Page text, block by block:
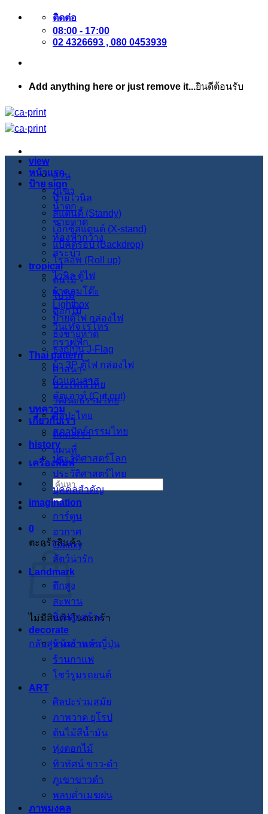
ข้าม
เนื้อหา
ติดต่อ
08:00 - 17:00
02 4326693 , 080 0453939
Add anything here or just remove it...ยินดีต้อนรับ
หน้าแรก
ป้าย sign
ป้ายไวนิล
สแตนดี้ (Standy)
เอ็กซ์สแตนด์ (X-stand)
แบ็คดรอป (Backdrop)
โรลอัพ (Roll up)
ไวนิล ตู้ไฟ
ผ้าคลุมโต๊ะ
Lightbox
ป้ายตู้ไฟ กล่องไฟ
ธงชายหาด
ธงญี่ปุ่น J-Flag
ผ้า 3P ตู้ไฟ กล่องไฟ
ผ้าแคนวาส
คัตเอาท์ (Cut out)
บทความ
เกี่ยวกับเรา
ติดต่อเรา
แผนที่
เครื่องพิมพ์
ค้นหา:
0
ตะกร้าสินค้า
ไม่มีสินค้าในตะกร้า
กลับสู่หน้าร้านค้า
view
สวน
ภูเขา
น้ำตก
ชายหาด
ท้องฟ้ากว้าง
สระบัว
tropical
ต้นไม้
ใบไม้
ดอกไม้
วินเทจ เรโทร
กราฟฟิก
Thai pattern
ศาสนา
ประเพณีไทย
วัฒนะธรรมไทย
ศิลปะไทย
สภาปัตย์กรรมไทย
history
ประวัติศาสตร์โลก
ประวัติศาสตร์ไทย
บุคคลสำคัญ
imagination
การ์ตูน
อวกาศ
Galaxy
สัตว์น่ารัก
Landmark
ตึกสูง
สะพาน
สิ่งปลูกสร้าง
decorate
ร้านอาหารญี่ปุ่น
ร้านกาแฟ
โชว์รูมรถยนต์
ART
ศิลปะร่วมสมัย
ภาพวาด ยุโรป
ต้นไม้สีน้ำมัน
ทุ่งดอกไม้
ทิวทัศน์ ขาว-ดำ
ภูเขาขาวดำ
พลบค่ำเมฆฝน
ภาพมงคล